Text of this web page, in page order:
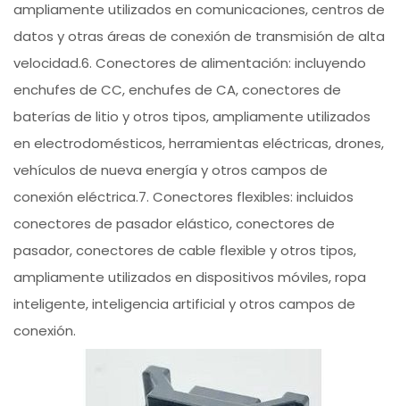
ampliamente utilizados en comunicaciones, centros de
datos y otras áreas de conexión de transmisión de alta
velocidad.6. Conectores de alimentación: incluyendo
enchufes de CC, enchufes de CA, conectores de
baterías de litio y otros tipos, ampliamente utilizados
en electrodomésticos, herramientas eléctricas, drones,
vehículos de nueva energía y otros campos de
conexión eléctrica.7. Conectores flexibles: incluidos
conectores de pasador elástico, conectores de
pasador, conectores de cable flexible y otros tipos,
ampliamente utilizados en dispositivos móviles, ropa
inteligente, inteligencia artificial y otros campos de
conexión.